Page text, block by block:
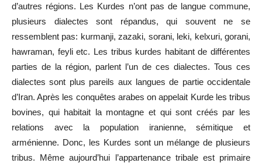
d’autres régions. Les Kurdes n’ont pas de langue commune,
plusieurs dialectes sont répandus, qui souvent ne se
ressemblent pas: kurmanji, zazaki, sorani, leki, kelxuri, gorani,
hawraman, feyli etc. Les tribus kurdes habitant de différentes
parties de la région, parlent l’un de ces dialectes. Tous ces
dialectes sont plus pareils aux langues de partie occidentale
d’Iran. Après les conquêtes arabes on appelait Kurde les tribus
bovines, qui habitait la montagne et qui sont créés par les
relations avec la population iranienne, sémitique et
arménienne. Donc, les Kurdes sont un mélange de plusieurs
tribus. Même aujourd’hui l’appartenance tribale est primaire